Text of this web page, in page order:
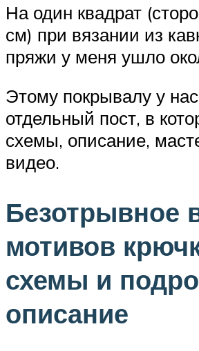
На один квадрат
см) при вязании из
пряжи у меня ушло
Этому покрывалу у
отдельный пост, в
схемы, описание,
видео.
Безотрывное
мотивов
схемы и
описание